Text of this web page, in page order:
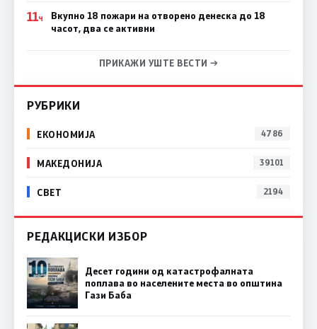
11Ч
Вкупно 18 пожари на отворено денеска до 18
часот, два се активни
ПРИКАЖИ УШТЕ ВЕСТИ →
РУБРИКИ
ЕКОНОМИЈА 4786
МАКЕДОНИЈА 39101
СВЕТ 2194
РЕДАКЦИСКИ ИЗБОР
Десет години од катастрофалната
поплава во населените места во општина
Гази Баба